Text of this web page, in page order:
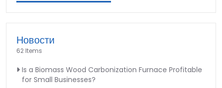
Новости
62 Items
Is a Biomass Wood Carbonization Furnace Profitable
for Small Businesses?